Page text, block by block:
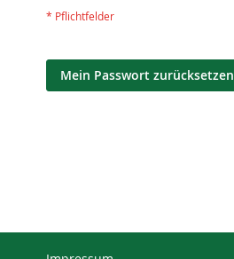
Mein Passwort zurücksetzen